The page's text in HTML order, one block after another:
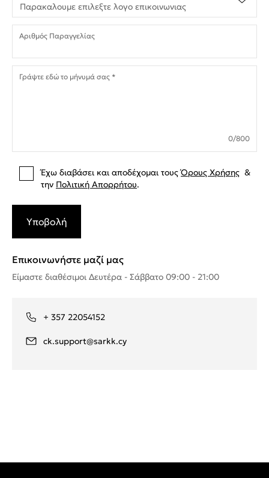
Παρακαλουμε επιλεξτε λογο επικοινωνιας
Αριθμός Παραγγελίας
Γράψτε εδώ το μήνυμά σας *
0/800
Έχω διαβάσει και αποδέχομαι τουςΌρους Χρήσης &
την Πολιτική Απορρήτου.
Υποβολή
Επικοινωνήστε μαζί μας
Είμαστε διαθέσιμοι Δευτέρα - Σάββατο 09:00 - 21:00
+ 357 22054152
ck.support@sarkk.cy